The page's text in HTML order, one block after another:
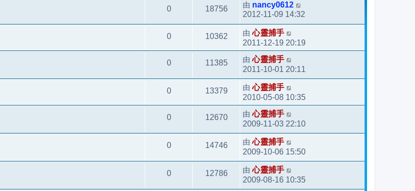
0 18756 由 nancy0612
2012-11-09 14:32
0 10362 由心靈捕手
2011-12-19 20:19
0 11385 由心靈捕手
2011-10-01 20:11
0 13379 由心靈捕手
2010-05-08 10:35
0 12670 由心靈捕手
2009-11-03 22:10
0 14746 由心靈捕手
2009-10-06 15:50
0 12786 由心靈捕手
2009-08-16 10:35